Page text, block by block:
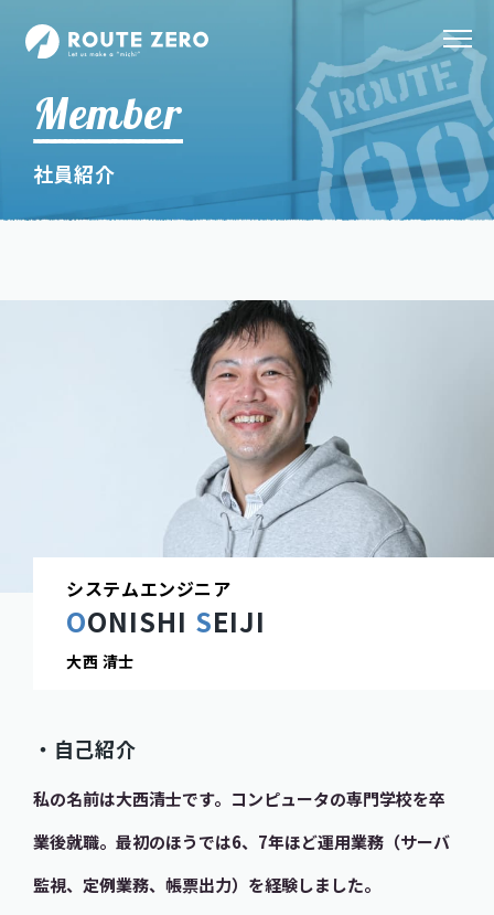
Member
社員紹介
システムエンジニア
OONISHI SEIJI
大西 清士
・自己紹介
私の名前は大西清士です。コンピュータの専門学校を卒
業後就職。最初のほうでは6、7年ほど運用業務（サーバ
監視、定例業務、帳票出力）を経験しました。